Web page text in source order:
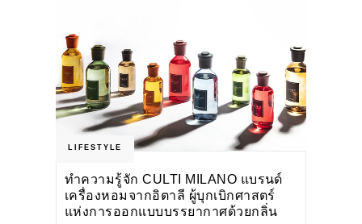
LIFESTYLE
ทำความรู้จัก CULTI MILANO แบรนด์
เครื่องหอมจากอิตาลี ผู้บุกเบิกศาสตร์
แห่งการออกแบบบรรยากาศด้วยกลิ่น